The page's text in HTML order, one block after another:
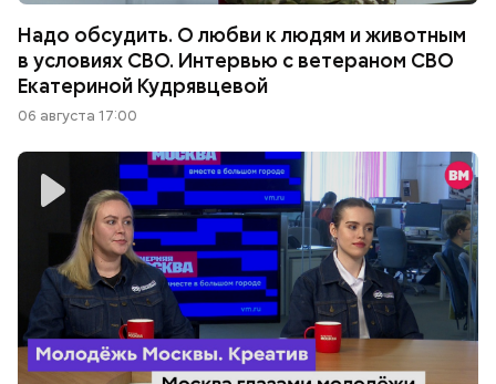
Надо обсудить. О любви к людям и животным
в условиях СВО. Интервью с ветераном СВО
Екатериной Кудрявцевой
06 августа 17:00